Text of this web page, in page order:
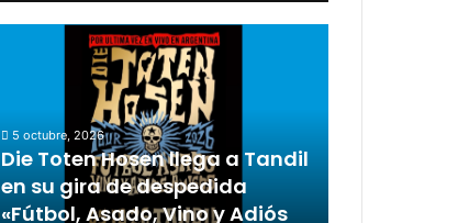
5 octubre, 2026
Die Toten Hosen llega a Tandil
en su gira de despedida
«Fútbol, Asado, Vino y Adiós